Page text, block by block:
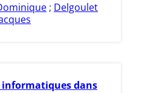
; Delgoulet
informatiques dans